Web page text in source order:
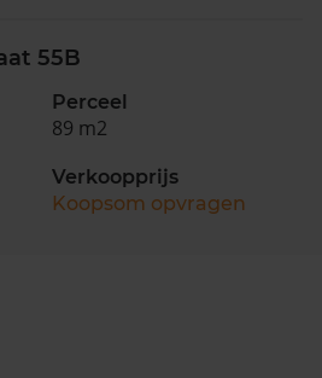
55B
Perceel
89 m2
Verkoopprijs
Koopsom opvragen